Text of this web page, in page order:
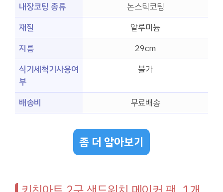
내장코팅 종류
논스틱코팅
재질
알루미늄
지름
29cm
식기세척기사용여
부
불가
배송비 무료배송
좀 더 알아보기